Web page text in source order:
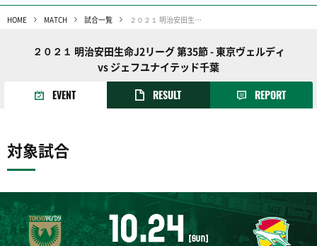
HOME MATCH 試合一覧 ２０２１ 明治安田生命J2リーグ 第35節
２０２１ 明治安田生命J2リーグ 第35節 - 東京ヴェルディ
vs ジェフユナイテッド千葉
EVENT RESULT REPORT
対象試合
10.24 [SUN]